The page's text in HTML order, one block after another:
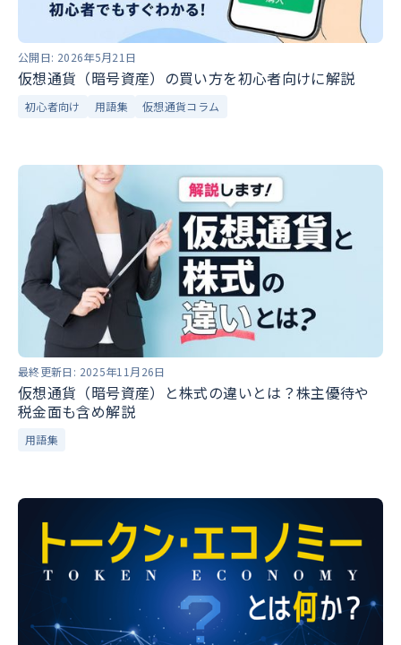
公開日: 2026年5月21日
仮想通貨（暗号資産）の買い方を初心者向けに解説
初心者向け 用語集 仮想通貨コラム
最終更新日: 2025年11月26日
仮想通貨（暗号資産）と株式の違いとは？株主優待や
税金面も含め解説
用語集